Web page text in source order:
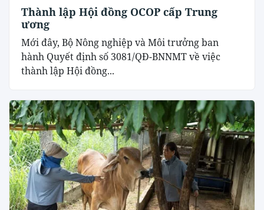
Thành lập Hội đồng OCOP cấp Trung
ương
Mới đây, Bộ Nông nghiệp và Môi trưởng ban
hành Quyết định số 3081/QĐ-BNNMT về việc
thành lập Hội đồng...